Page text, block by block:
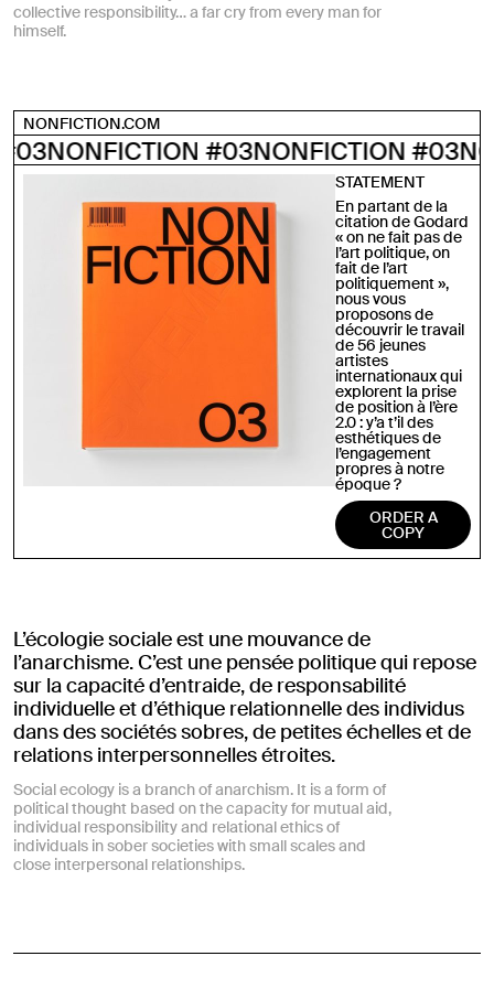
collective responsibility… a far cry from every man for
himself.
NONFICTION.COM
NONFICTION #03NONFICTION #03
STATEMENT
En partant de la
citation de Godard
« on ne fait pas de
l’art politique, on
fait de l’art
politiquement »,
nous vous
proposons de
découvrir le travail
de 56 jeunes
artistes
internationaux qui
explorent la prise
de position à l’ère
2.0 : y’a t’il des
esthétiques de
l’engagement
propres à notre
époque ?
ORDER A
COPY
L’écologie sociale est une mouvance de
l’anarchisme. C’est une pensée politique qui repose
sur la capacité d’entraide, de responsabilité
individuelle et d’éthique relationnelle des individus
dans des sociétés sobres, de petites échelles et de
relations interpersonnelles étroites.
Social ecology is a branch of anarchism. It is a form of
political thought based on the capacity for mutual aid,
individual responsibility and relational ethics of
individuals in sober societies with small scales and
close interpersonal relationships.